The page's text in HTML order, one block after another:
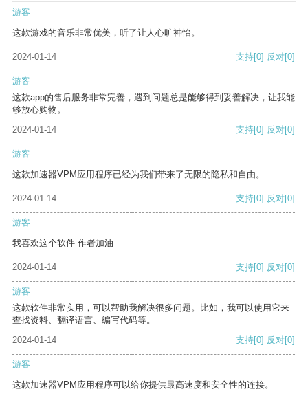
游客
这款游戏的音乐非常优美，听了让人心旷神怡。
2024-01-14 支持[0] 反对[0]
游客
这款app的售后服务非常完善，遇到问题总是能够得到妥善解决，让我能
够放心购物。
2024-01-14
支持[0] 反对[0]
游客
这款加速器VPM应用程序已经为我们带来了无限的隐私和自由。
2024-01-14 支持[0] 反对[0]
游客
我喜欢这个软件 作者加油
2024-01-14 支持[0] 反对[0]
游客
这款软件非常实用，可以帮助我解决很多问题。比如，我可以使用它来
查找资料、翻译语言、编写代码等。
2024-01-14
支持[0] 反对[0]
游客
这款加速器VPM应用程序可以给你提供最高速度和安全性的连接。